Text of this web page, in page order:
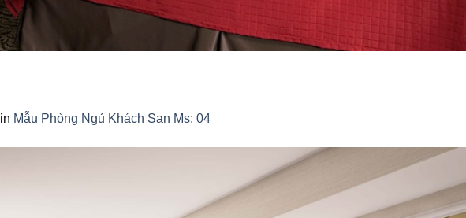
in Mẫu Phòng Ngủ Khách Sạn Ms: 04